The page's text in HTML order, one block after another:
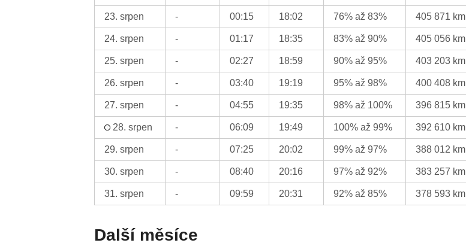
23. srpen - 00:15 18:02 76% až 83% 405 871 km
24. srpen - 01:17 18:35 83% až 90% 405 056 km
25. srpen - 02:27 18:59 90% až 95% 403 203 km
26. srpen - 03:40 19:19 95% až 98% 400 408 km
27. srpen - 04:55 19:35 98% až 100% 396 815 km
28. srpen - 06:09 19:49 100% až 99% 392 610 km
29. srpen - 07:25 20:02 99% až 97% 388 012 km
30. srpen - 08:40 20:16 97% až 92% 383 257 km
31. srpen - 09:59 20:31 92% až 85% 378 593 km
Další měsíce